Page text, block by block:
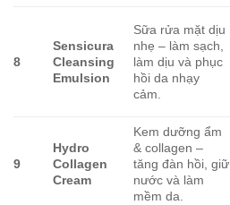
8
Sensicura
Cleansing
Emulsion
Sữa rửa mặt dịu
nhẹ – làm sạch,
làm dịu và phục
hồi da nhạy
cảm.
9
Hydro
Collagen
Cream
Kem dưỡng ẩm
& collagen –
tăng đàn hồi, giữ
nước và làm
mềm da.